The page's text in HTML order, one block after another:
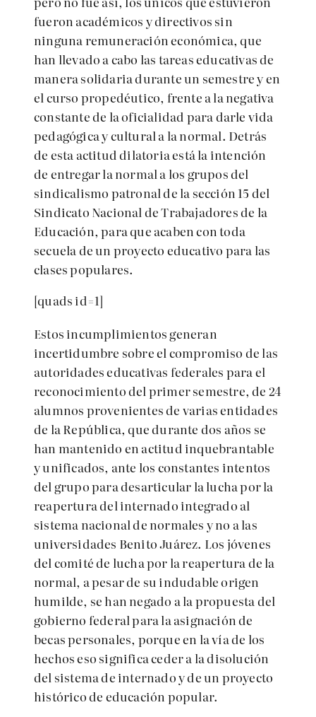
fueron académicos y directivos sin
ninguna remuneración económica, que
han llevado a cabo las tareas educativas de
manera solidaria durante un semestre y en
el curso propedéutico, frente a la negativa
constante de la oficialidad para darle vida
pedagógica y cultural a la normal. Detrás
de esta actitud dilatoria está la intención
de entregar la normal a los grupos del
sindicalismo patronal de la sección 15 del
Sindicato Nacional de Trabajadores de la
Educación, para que acaben con toda
secuela de un proyecto educativo para las
clases populares.
[quads id=1]
Estos incumplimientos generan
incertidumbre sobre el compromiso de las
autoridades educativas federales para el
reconocimiento del primer semestre, de 24
alumnos provenientes de varias entidades
de la República, que durante dos años se
han mantenido en actitud inquebrantable
y unificados, ante los constantes intentos
del grupo para desarticular la lucha por la
reapertura del internado integrado al
sistema nacional de normales y no a las
universidades Benito Juárez. Los jóvenes
del comité de lucha por la reapertura de la
normal, a pesar de su indudable origen
humilde, se han negado a la propuesta del
gobierno federal para la asignación de
becas personales, porque en la vía de los
hechos eso significa ceder a la disolución
del sistema de internado y de un proyecto
histórico de educación popular.